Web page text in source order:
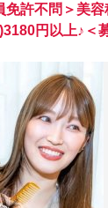
免許不問＞美
円以上♪